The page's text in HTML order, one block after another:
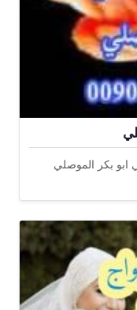
ابو بكر الموصلي